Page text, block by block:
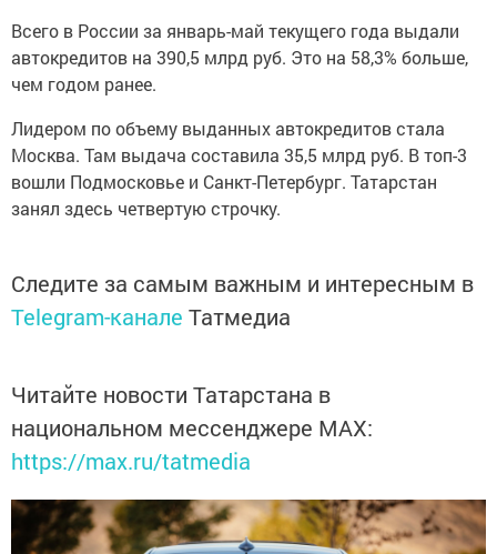
Всего в России за январь-май текущего года выдали
автокредитов на 390,5 млрд руб. Это на 58,3% больше,
чем годом ранее.
Лидером по объему выданных автокредитов стала
Москва. Там выдача составила 35,5 млрд руб. В топ-3
вошли Подмосковье и Санкт-Петербург. Татарстан
занял здесь четвертую строчку.
Следите за самым важным и интересным в
Telegram-канале Татмедиа
Читайте новости Татарстана в
национальном мессенджере MАХ:
https://max.ru/tatmedia